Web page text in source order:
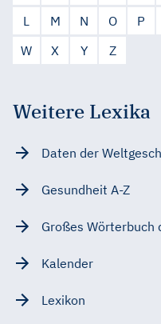
L
M N O P
W
X Y Z
Weitere Lexika
Daten der
Gesundheit A-Z
Großes Wörterbuch
Kalender
Lexikon